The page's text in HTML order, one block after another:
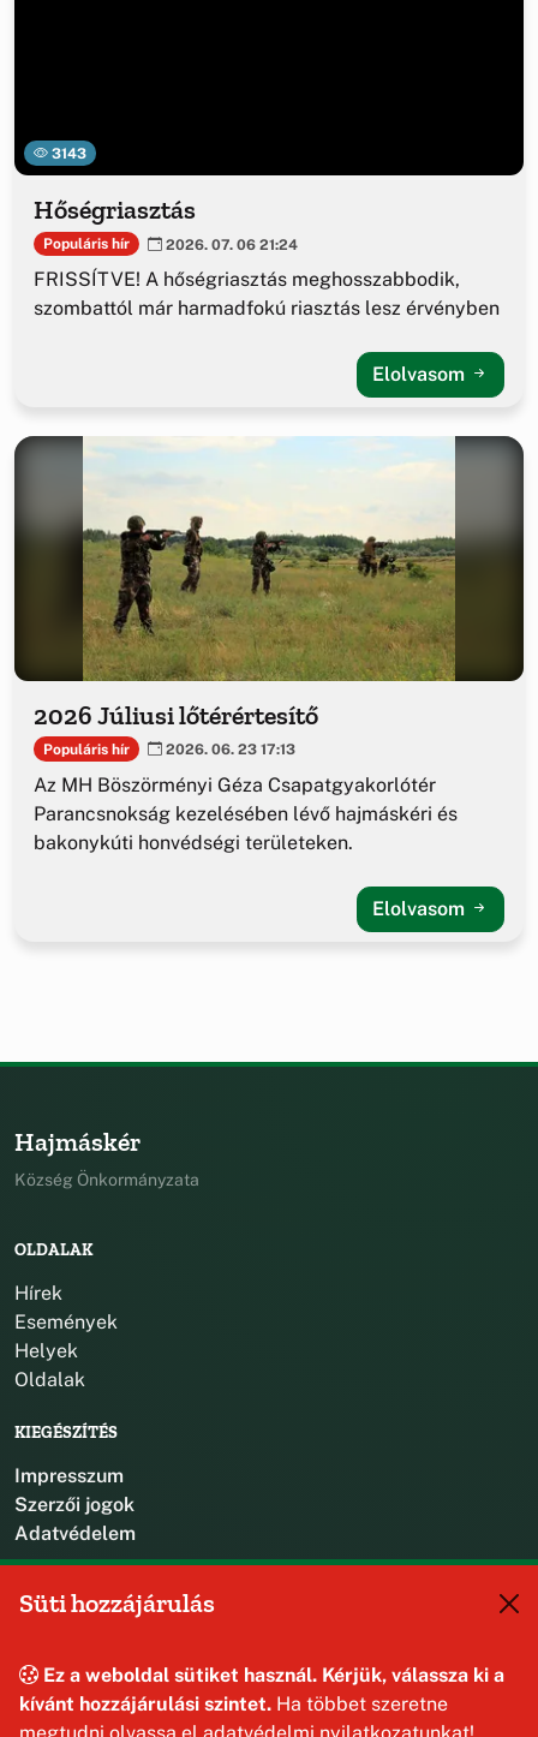
3143
Hőségriasztás
Populáris hír 2026. 07. 06 21:24
FRISSÍTVE! A hőségriasztás meghosszabbodik,
szombattól már harmadfokú riasztás lesz érvényben
Elolvasom
2026 Júliusi lőtérértesítő
Populáris hír 2026. 06. 23 17:13
Az MH Böszörményi Géza Csapatgyakorlótér
Parancsnokság kezelésében lévő hajmáskéri és
bakonykúti honvédségi területeken.
Elolvasom
Hajmáskér
Község Önkormányzata
OLDALAK
Hírek
Események
Helyek
Oldalak
KIEGÉSZÍTÉS
Impresszum
Szerzői jogok
Adatvédelem
8192 Hajmáskér, Kossuth Lajos u. 31.
Süti hozzájárulás
Ez a weboldal sütiket használ. Kérjük, válassza ki a
kívánt hozzájárulási szintet. Ha többet szeretne